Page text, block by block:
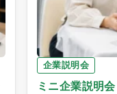
企業説明会
ミニ企業説明